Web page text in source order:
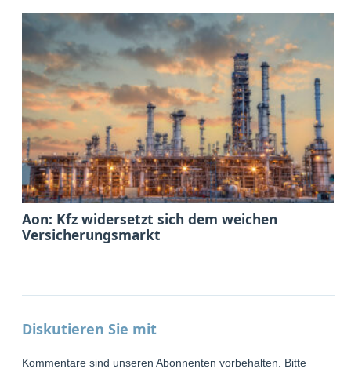
Aon: Kfz widersetzt sich dem weichen
Versicherungsmarkt
Diskutieren Sie mit
Kommentare sind unseren Abonnenten vorbehalten. Bitte